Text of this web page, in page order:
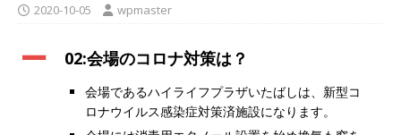
2020-10-05 wpmaster
A 02:会場のコロナ対策は？
会場であるハイライフプラザいたばしは、新型コ
ロナウイルス感染症対策済施設になります。